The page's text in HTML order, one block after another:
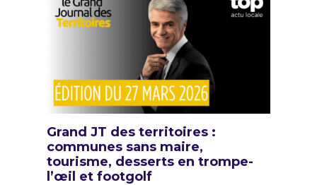
Grand JT des territoires :
communes sans maire,
tourisme, desserts en trompe-
l’œil et footgolf